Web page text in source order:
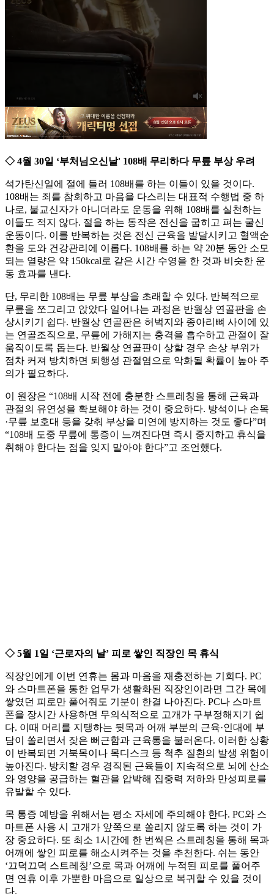
◇ 4월 30일 ‘부처님오신날' 108배 무리하다 무릎 부상 우려
석가탄신일에 절에 들러 108배를 하는 이들이 있을 것이다.
108배는 죄를 참회하고 마음을 다스리는 대표적 수행법 중 하
나로, 불교신자가 아니더라도 운동을 위해 108배를 실천하는
이들도 적지 않다. 절을 하는 동작은 전신을 굽히고 펴는 굴신
운동이다. 이를 반복하는 것은 전신 근육을 발달시키고 혈액순
환을 도와 건강관리에 이롭다. 108배를 하는 약 20분 동안 소모
되는 열량은 약 150kcal로 같은 시간 수영을 한 것과 비슷한 운
동 효과를 낸다.
단, 무리한 108배는 무릎 부상을 초래할 수 있다. 반복적으로
무릎을 쪼그리고 앉았다 일어나는 과정은 반월상 연골판을 손
상시키기 쉽다. 반월상 연골판은 허벅지와 종아리뼈 사이에 있
는 연골조직으로, 무릎에 가해지는 충격을 흡수하고 관절이 잘
움직이도록 돕는다. 반월상 연골판이 상할 경우 손상 부위가
점차 커져 방치하면 퇴행성 관절염으로 악화될 확률이 높아 주
의가 필요하다.
이 원장은 “108배 시작 전에 충분한 스트레칭을 통해 근육과
관절의 유연성을 확보해야 하는 것이 중요하다. 방석이나 손목
·무릎 보호대 등을 갖춰 부상을 미연에 방지하는 것도 좋다”며
“108배 도중 무릎에 통증이 느껴진다면 즉시 중지하고 휴식을
취해야 한다는 점을 잊지 말아야 한다”고 조언했다.
◇ 5월 1일 ‘근로자의 날’ 피로 쌓인 직장인 목 휴식
직장인에게 이번 연휴는 몸과 마음을 재충전하는 기회다. PC
와 스마트폰을 통한 업무가 생활화된 직장인이라면 그간 목에
쌓였던 피로만 풀어줘도 기분이 한결 나아진다. PC나 스마트
폰을 장시간 사용하면 무의식적으로 고개가 구부정해지기 쉽
다. 이때 머리를 지탱하는 뒷목과 어깨 부분의 근육·인대에 부
담이 쏠리면서 잦은 뻐근함과 근육통을 불러온다. 이러한 상황
이 반복되면 거북목이나 목디스크 등 척추 질환의 발생 위험이
높아진다. 방치할 경우 경직된 근육들이 지속적으로 뇌에 산소
와 영양을 공급하는 혈관을 압박해 집중력 저하와 만성피로를
유발할 수 있다.
목 통증 예방을 위해서는 평소 자세에 주의해야 한다. PC와 스
마트폰 사용 시 고개가 앞쪽으로 쏠리지 않도록 하는 것이 가
장 중요하다. 또 최소 1시간에 한 번씩은 스트레칭을 통해 목과
어깨에 쌓인 피로를 해소시켜주는 것을 추천한다. 쉬는 동안
‘끄덕끄덕 스트레칭’으로 목과 어깨에 누적된 피로를 풀어주
면 연휴 이후 가뿐한 마음으로 일상으로 복귀할 수 있을 것이
다.